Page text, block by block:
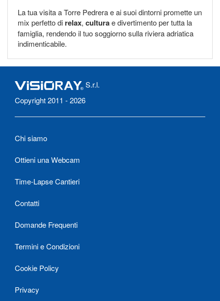
La tua visita a Torre Pedrera e ai suoi dintorni promette un
mix perfetto di relax, culturae divertimento per tutta la
famiglia, rendendo il tuo soggiorno sulla riviera adriatica
indimenticabile.
S.r.l.
Copyright 2011 - 2026
Chi siamo
Ottieni una Webcam
Time-Lapse Cantieri
Contatti
Domande Frequenti
Termini e Condizioni
Cookie Policy
Privacy